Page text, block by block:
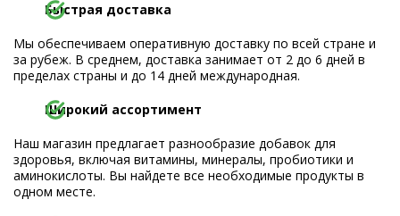
Быстрая доставка
Мы обеспечиваем оперативную доставку по всей стране и
за рубеж. В среднем, доставка занимает от 2 до 6 дней в
пределах страны и до 14 дней международная.
Широкий ассортимент
Наш магазин предлагает разнообразие добавок для
здоровья, включая витамины, минералы, пробиотики и
аминокислоты. Вы найдете все необходимые продукты в
одном месте.